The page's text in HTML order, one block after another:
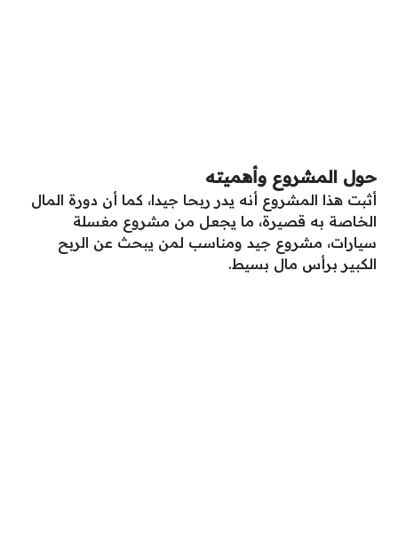
حول المشروع وأهميته
أثبت هذا المشروع أنه يدر ربحا جيدا، كما أن دورة المال
الخاصة به قصيرة، ما يجعل من مشروع مغسلة
سيارات، مشروع جيد ومناسب لمن يبحث عن الربح
الكبير برأس مال بسيط.